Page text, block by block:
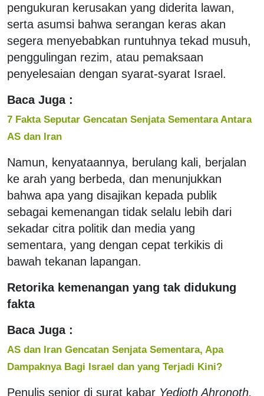
pengukuran kerusakan yang diderita lawan,
serta asumsi bahwa serangan keras akan
segera menyebabkan runtuhnya tekad musuh,
penggulingan rezim, atau pemaksaan
penyelesaian dengan syarat-syarat Israel.
Baca Juga :
7 Fakta Seputar Gencatan Senjata Sementara Antara
AS dan Iran
Namun, kenyataannya, berulang kali, berjalan
ke arah yang berbeda, dan menunjukkan
bahwa apa yang disajikan kepada publik
sebagai kemenangan tidak selalu lebih dari
sekadar citra politik dan media yang
sementara, yang dengan cepat terkikis di
bawah tekanan lapangan.
Retorika kemenangan yang tak didukung
fakta
Baca Juga :
AS dan Iran Gencatan Senjata Sementara, Apa
Dampaknya Bagi Israel dan yang Terjadi Kini?
Penulis senior di surat kabar Yedioth Ahronoth,